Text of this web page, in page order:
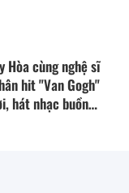
Hòa cùng nghệ sĩ
hit "Van Gogh"
hát nhạc buồn